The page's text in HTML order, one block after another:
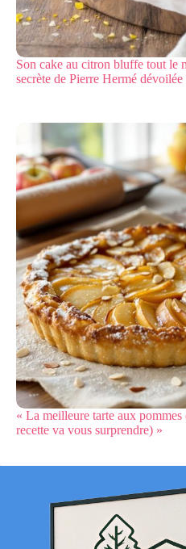
Son cake au citron bluffe tout le
secrète de Pierre Hermé dévoilée
« La meilleure tarte aux pommes
recette va vous surprendre) »